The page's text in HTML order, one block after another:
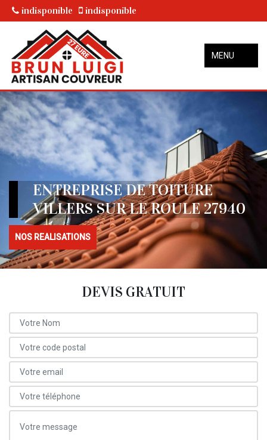
indisponible indisponible
MENU
ENTREPRISE DE TOITURE
VILLERS SUR LE ROULE 27940
NOS REALISATIONS
DEVIS GRATUIT